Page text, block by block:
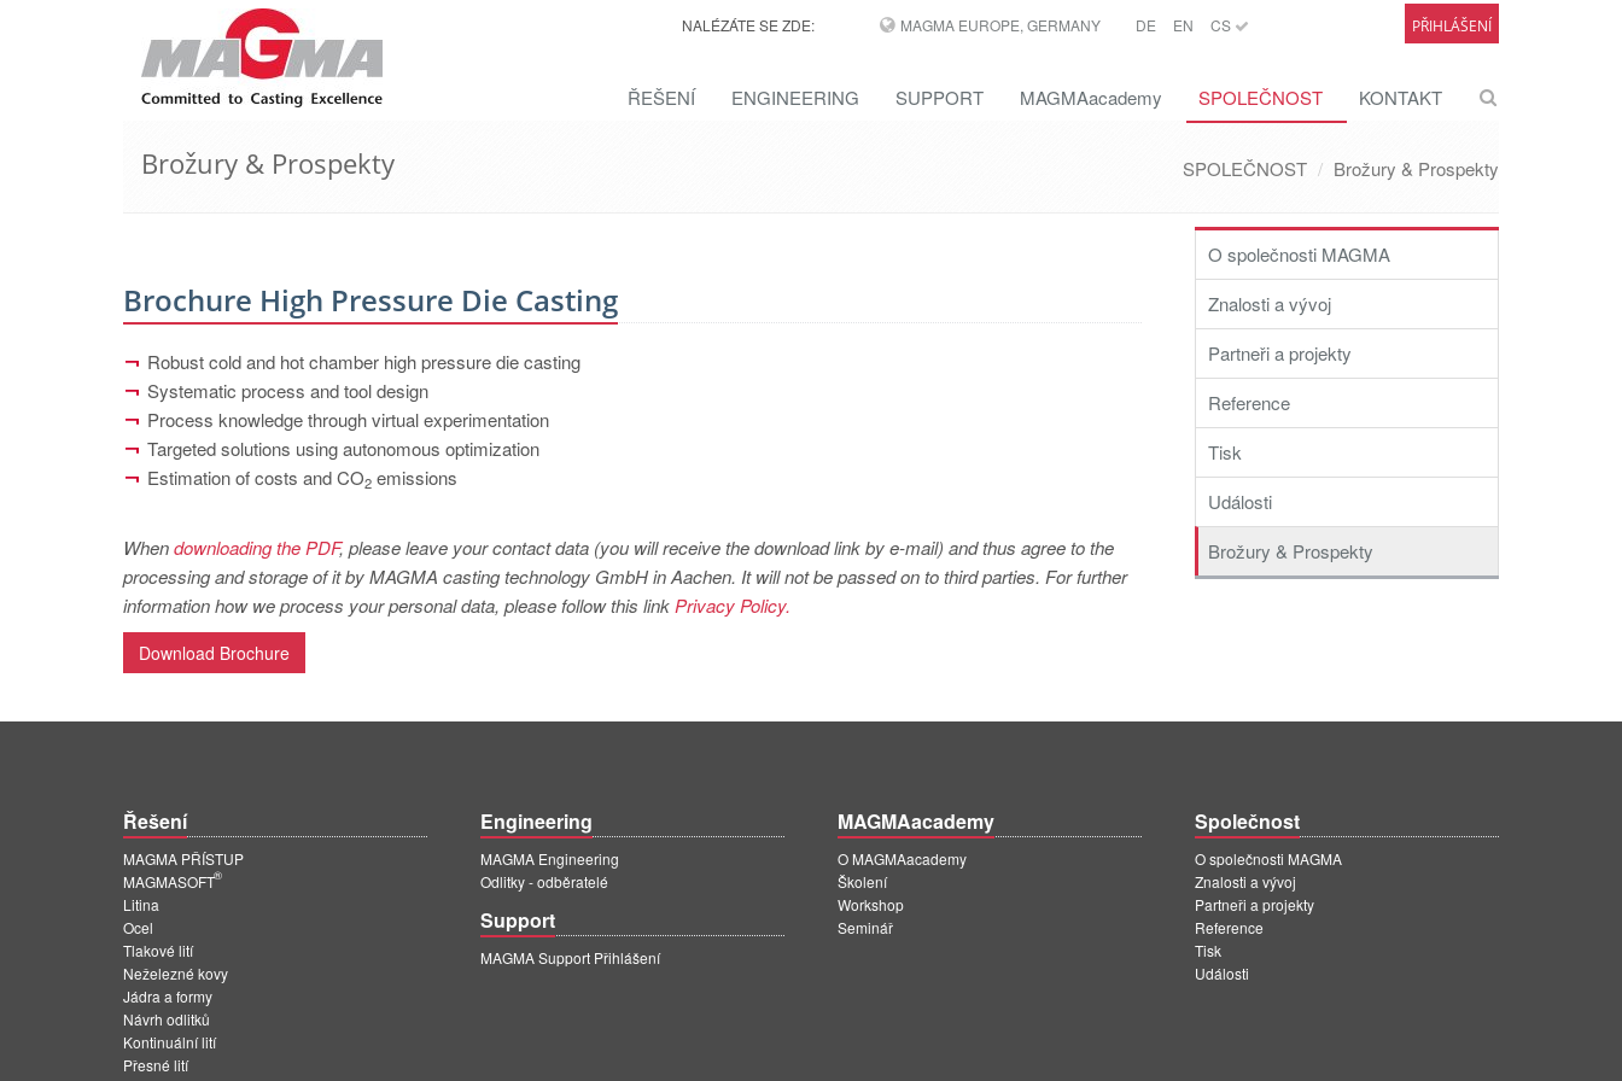
NALÉZÁTE SE ZDE: MAGMA EUROPE, GERMANY DE EN CS PŘIHLÁŠENÍ
ŘEŠENÍ ENGINEERING SUPPORT MAGMAacademy SPOLEČNOST KONTAKT
Brožury & Prospekty SPOLEČNOST Brožury & Prospekty
Brochure High Pressure Die Casting
Robust cold and hot chamber high pressure die casting
Systematic process and tool design
Process knowledge through virtual experimentation
Targeted solutions using autonomous optimization
Estimation of costs and CO2 emissions
Whendownloading the PDF, please leave your contact data (you will receive the download link by e-mail) and thus agree to the
processing and storage of it by MAGMA casting technology GmbH in Aachen. It will not be passed on to third parties. For further
information how we process your personal data, please follow this link Privacy Policy.
Download Brochure
O společnosti MAGMA
Znalosti a vývoj
Partneři a projekty
Reference
Tisk
Události
Brožury & Prospekty
Řešení
MAGMA PŘÍSTUP
MAGMASOFT
®
Litina
Ocel
Tlakové lití
Neželezné kovy
Jádra a formy
Návrh odlitků
Kontinuální lití
Přesné lití
Engineering
MAGMA Engineering
Odlitky - odběratelé
Support
MAGMA Support Přihlášení
MAGMAacademy
O MAGMAacademy
Školení
Workshop
Seminář
Společnost
O společnosti MAGMA
Znalosti a vývoj
Partneři a projekty
Reference
Tisk
Události